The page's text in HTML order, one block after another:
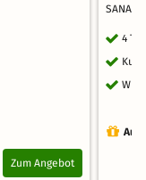
Zum Angebot
SANA
4